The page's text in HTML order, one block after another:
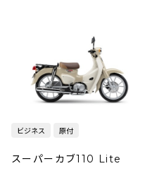
ビジネス 原付
スーパーカブ110 Lite